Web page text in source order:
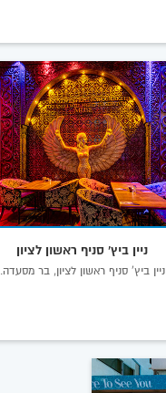
ניין ביץ' סניף ראשון לציון
ניין ביץ' סניף ראשון לציון, בר מסעדה.